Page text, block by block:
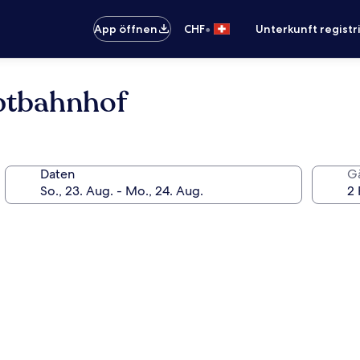
App öffnen CHF• Unterkunft
Daten